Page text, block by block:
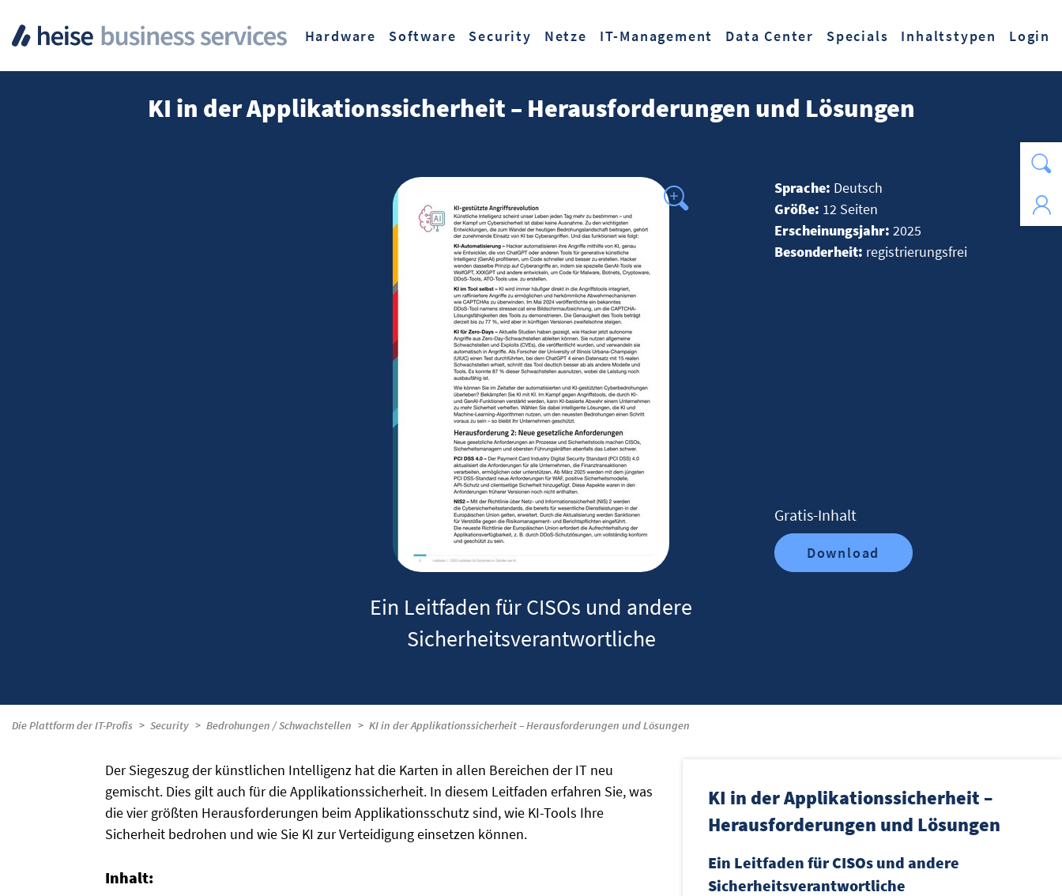
Hardware
Software Security Netze IT-Management Data Center Specials Inhaltstypen Login
KI in der Applikationssicherheit – Herausforderungen und Lösungen
Ein Leitfaden für CISOs und andere
Sicherheitsverantwortliche
Sprache: Deutsch
Größe: 12 Seiten
Erscheinungsjahr: 2025
Besonderheit: registrierungsfrei
Gratis-Inhalt
Download
Die Plattform der IT-Profis Security Bedrohungen / Schwachstellen KI in der Applikationssicherheit – Herausforderungen und Lösungen
Der Siegeszug der künstlichen Intelligenz hat die Karten in allen Bereichen der IT neu
gemischt. Dies gilt auch für die Applikationssicherheit. In diesem Leitfaden erfahren Sie, was
die vier größten Herausforderungen beim Applikationsschutz sind, wie KI-Tools Ihre
Sicherheit bedrohen und wie Sie KI zur Verteidigung einsetzen können.
Inhalt:
KI in der Applikationssicherheit –
Herausforderungen und Lösungen
Ein Leitfaden für CISOs und andere
Sicherheitsverantwortliche